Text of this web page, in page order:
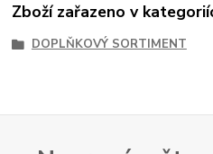
Zboží zařazeno v
DOPLŇKOVÝ SORTIMENT